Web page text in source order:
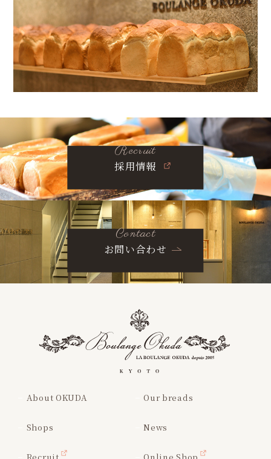
Recruit
採用情報
Contact
お問い合わせ
About OKUDA Our breads
Shops News